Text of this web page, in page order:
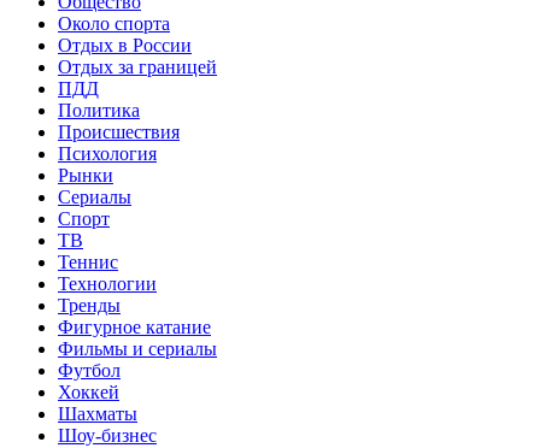
Около спорта
Отдых в России
Отдых за границей
ПДД
Политика
Происшествия
Психология
Рынки
Сериалы
Спорт
ТВ
Теннис
Технологии
Тренды
Фигурное катание
Фильмы и сериалы
Футбол
Хоккей
Шахматы
Шоу-бизнес